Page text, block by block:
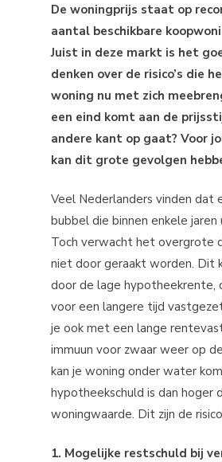
De woningprijs staat op
aantal beschikbare
Juist in deze markt is het
denken over de risico’s die
woning nu met zich
een eind komt aan de
andere kant op gaat? Voor
kan dit grote gevolgen
Veel Nederlanders vinden dat
bubbel die binnen enkele
Toch verwacht het overgrote
niet door geraakt worden. Dit
door de lage hypotheekrente,
voor een langere tijd
je ook met een lange
immuun voor zwaar weer op
kan je woning onder water
hypotheekschuld is dan hoger
woningwaarde. Dit zijn de
1. Mogelijke restschuld bij